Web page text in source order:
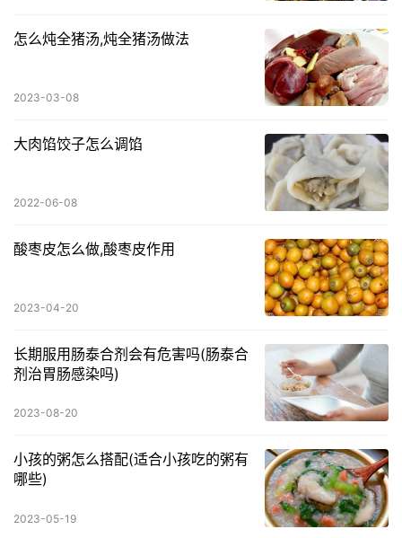
怎么炖全猪汤,炖全猪汤做法
2023-03-08
大肉馅饺子怎么调馅
2022-06-08
酸枣皮怎么做,酸枣皮作用
2023-04-20
长期服用肠泰合剂会有危害吗(肠泰合
剂治胃肠感染吗)
2023-08-20
小孩的粥怎么搭配(适合小孩吃的粥有
哪些)
2023-05-19